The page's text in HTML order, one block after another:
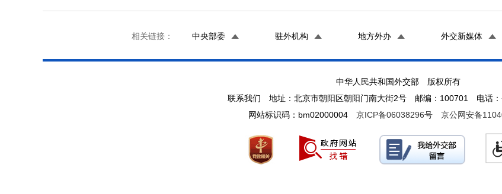
相关链接： 中央部委 驻外机构 地方外办 外交新媒体
中华人民共和国外交部 版权所有
联系我们 地址：北京市朝阳区朝阳门南大街2号 邮编：100701 电话
网站标识码：bm02000004 京ICP备06038296号 京公网安备